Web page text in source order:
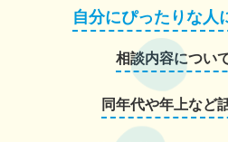
自分にぴったりな人
相談内容につい
同年代や年上など